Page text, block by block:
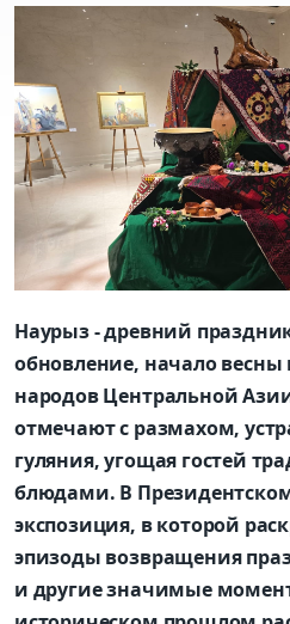
Наурыз - древний
обновление, начало весны
народов Центральной
отмечают с размахом,
гуляния, угощая гостей
блюдами. В
экспозиция, в которой
эпизоды возвращения
и другие значимые